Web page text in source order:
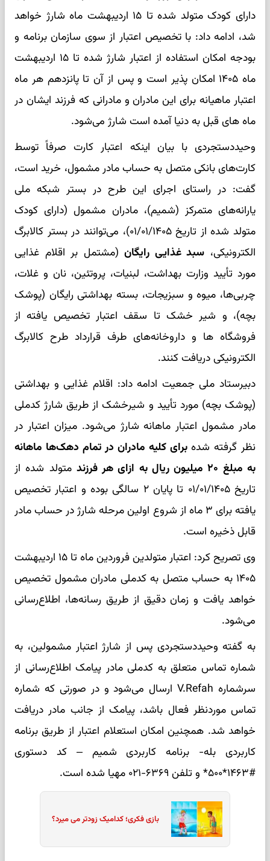
دارای کودک متولد شده تا ۱۵ اردیبهشت ماه شارژ خواهد
شد، ادامه داد: با تخصیص اعتبار از سوی سازمان برنامه و
بودجه امکان استفاده از اعتبار شارژ شده تا ۱۵ اردیبهشت
ماه ۱۴۰۵ امکان پذیر است و پس از آن تا پانزدهم هر ماه
اعتبار ماهیانه برای این مادران و مادرانی که فرزند ایشان در
ماه های قبل به دنیا آمده است شارژ می‌شود.
وحیددستجردی با بیان اینکه اعتبار کارت صرفاً توسط
کارت‌های بانکی متصل به حساب مادر مشمول، خرید است،
گفت: در راستای اجرای این طرح در بستر شبکه ملی
یارانه‌های متمرکز (شمیم)، مادران مشمول (دارای کودک
متولد شده از تاریخ ۰۱/۰۱/۱۴۰۵)، می‌توانند در بستر کالابرگ
الکترونیکی، سبد غذایی رایگان(مشتمل بر اقلام غذایی
مورد تأیید وزارت بهداشت، لبنیات، پروتئین، نان و غلات،
چربی‌ها، میوه و سبزیجات، بسته بهداشتی رایگان (پوشک
بچه)، و شیر خشک تا سقف اعتبار تخصیص یافته از
فروشگاه ها و داروخانه‌های طرف قرارداد طرح کالابرگ
الکترونیکی دریافت کنند.
دبیرستاد ملی جمعیت ادامه داد: اقلام غذایی و بهداشتی
(پوشک بچه) مورد تأیید و شیرخشک از طریق شارژ کدملی
مادر مشمول اعتبار ماهانه شارژ می‌شود. میزان اعتبار در
نظر گرفته شدهبرای کلیه مادران در تمام دهک‌ها ماهانه
به مبلغ ۲۰ میلیون ریال به ازای هر فرزند
متولد شده از
تاریخ ۰۱/۰۱/۱۴۰۵ تا پایان ۲ سالگی بوده و اعتبار تخصیص
یافته برای ۳ ماه از شروع اولین مرحله شارژ در حساب مادر
قابل ذخیره است.
وی تصریح کرد: اعتبار متولدین فروردین ماه تا ۱۵ اردیبهشت
۱۴۰۵ به حساب متصل به کدملی مادران مشمول تخصیص
خواهد یافت و زمان دقیق از طریق رسانه‌ها، اطلاع‌رسانی
می‌شود.
به گفته وحیددستجردی پس از شارژ اعتبار مشمولین، به
شماره تماس متعلق به کدملی مادر پیامک اطلاع‌رسانی از
سرشماره V.Refah ارسال می‌شود و در صورتی که شماره
تماس موردنظر فعال باشد، پیامک از جانب مادر دریافت
خواهد شد. همچنین امکان استعلام اعتبار از طریق برنامه
کاربردی بله- برنامه کاربردی شمیم – کد دستوری
#۱۴۶۳*۵۰۰* و تلفن ۶۳۶۹-۰۲۱ مهیا شده است.
بازی فکری؛ کدامیک زودتر می میرد؟